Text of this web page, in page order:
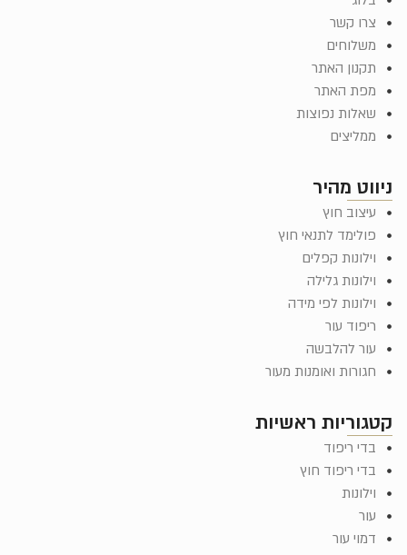
קטגוריות ראשיות
בדי ריפוד
בדי ריפוד חוץ
וילונות
עור
דמוי עור
ניווט מהיר
עיצוב חוץ
פולימד לתנאי חוץ
וילונות קפלים
וילונות גלילה
וילונות לפי מידה
ריפוד עור
עור להלבשה
חגורות ואומנות מעור
צרו קשר
משלוחים
תקנון האתר
מפת האתר
שאלות נפוצות
ממליצים